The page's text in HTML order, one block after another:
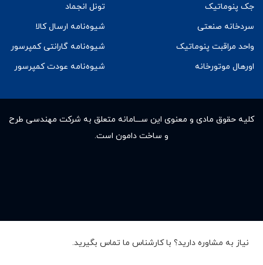
جک پنوماتیک
سردخانه صنعتی
واحد مراقبت پنوماتیک
اورهال موتورخانه
تونل انجماد
شیوه‌نامه ارسال کالا
شیوه‌نامه گارانتی کمپرسور
شیوه‌نامه عودت کمپرسور
کلیه حقوق مادى و معنوى این ســـامانه متعلق به شرکت مهندسی طرح
و ساخت دامون است.
نیاز به مشاوره دارید؟ با کارشناس ما تماس بگیرید.